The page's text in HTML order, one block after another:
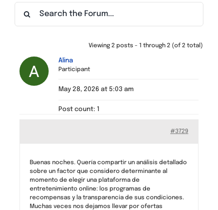
Find a Meeting
Viewing 2 posts - 1 through 2 (of 2 total)
Alina
Participant
May 28, 2026 at 5:03 am
Post count: 1
#3729
Buenas noches. Quería compartir un análisis detallado
sobre un factor que considero determinante al
momento de elegir una plataforma de
entretenimiento online: los programas de
recompensas y la transparencia de sus condiciones.
Muchas veces nos dejamos llevar por ofertas